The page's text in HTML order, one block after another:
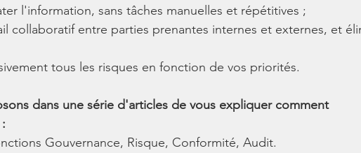
l'information, sans tâches manuelles et répétitives ;
collaboratif entre parties prenantes internes et externes, et
tous les risques en fonction de vos priorités.
dans une série d'articles de vous expliquer comment
Gouvernance, Risque, Conformité, Audit.